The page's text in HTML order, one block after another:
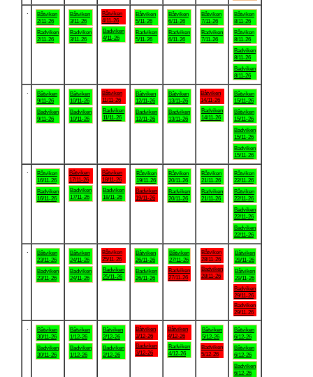
Båtviken
2/11-26
Badviken
2/11-26
Båtviken
3/11-26
Badviken
3/11-26
Båtviken
4/11-26
Badviken
4/11-26
Båtviken
5/11-26
Badviken
5/11-26
Båtviken
6/11-26
Badviken
6/11-26
Båtviken
7/11-26
Badviken
7/11-26
Båtviken
8/11-26
Båtviken
8/11-26
Badviken
8/11-26
Badviken
8/11-26
Båtviken
9/11-26
Badviken
9/11-26
Båtviken
10/11-26
Badviken
10/11-26
Båtviken
11/11-26
Badviken
11/11-26
Båtviken
12/11-26
Badviken
12/11-26
Båtviken
13/11-26
Badviken
13/11-26
Båtviken
14/11-26
Badviken
14/11-26
Båtviken
15/11-26
Båtviken
15/11-26
Badviken
15/11-26
Badviken
15/11-26
Båtviken
16/11-26
Badviken
16/11-26
Båtviken
17/11-26
Badviken
17/11-26
Båtviken
18/11-26
Badviken
18/11-26
Båtviken
19/11-26
Badviken
19/11-26
Båtviken
20/11-26
Badviken
20/11-26
Båtviken
21/11-26
Badviken
21/11-26
Båtviken
22/11-26
Båtviken
22/11-26
Badviken
22/11-26
Badviken
22/11-26
Båtviken
23/11-26
Badviken
23/11-26
Båtviken
24/11-26
Badviken
24/11-26
Båtviken
25/11-26
Badviken
25/11-26
Båtviken
26/11-26
Badviken
26/11-26
Båtviken
27/11-26
Badviken
27/11-26
Båtviken
28/11-26
Badviken
28/11-26
Båtviken
29/11-26
Båtviken
29/11-26
Badviken
29/11-26
Badviken
29/11-26
Båtviken
30/11-26
Badviken
30/11-26
Båtviken
1/12-26
Badviken
1/12-26
Båtviken
2/12-26
Badviken
2/12-26
Båtviken
3/12-26
Badviken
3/12-26
Båtviken
4/12-26
Badviken
4/12-26
Båtviken
5/12-26
Badviken
5/12-26
Båtviken
6/12-26
Båtviken
6/12-26
Badviken
6/12-26